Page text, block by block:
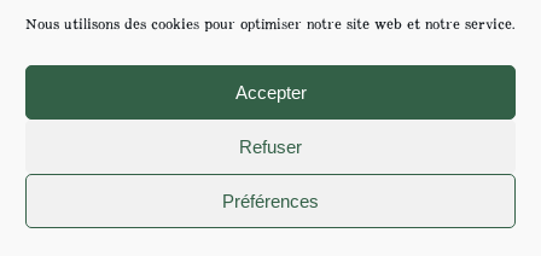
Nous utilisons des cookies pour optimiser notre site web et notre service.
Accepter
Refuser
Préférences
CONTACT
ENVOYER VOS SUGGESTIONS
MENTIONS LÉGALES ET POLITIQUE DE CONFIDENTIALITÉ
POUR VOTRE SANTÉ MANGEZ AU MOINS 5 FRUITS ET LÉGUMES PAR JOUR -
WWW.MANGERBOUGER.FR